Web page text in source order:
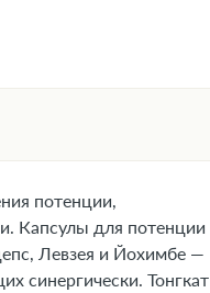
потенции,
Капсулы для потенции
Левзея и Йохимбе —
синергически. Тонгкат